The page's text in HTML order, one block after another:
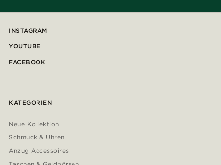
INSTAGRAM
YOUTUBE
FACEBOOK
KATEGORIEN
Neue Kollektion
Schmuck & Uhren
Anzug Accessoires